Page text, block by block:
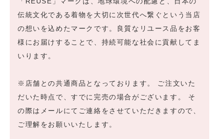
伝統文化である着物を大切に次世代へ繋ぐという当店
の想いを込めたマークです。良質なリユース品をお客
様にお届けすることで、持続可能な社会に貢献してま
いります。
※店舗との共通商品となっております。 ご注文いた
だいた時点で、すでに完売の場合がございます。 そ
の際はメールにてご連絡をさせていただきますので、
ご理解をお願いいたします。